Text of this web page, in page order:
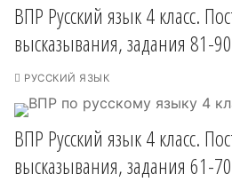
ВПР Русский язык 4 класс.
высказывания, задания 81-90
РУССКИЙ ЯЗЫК
ВПР Русский язык 4 класс.
высказывания, задания 61-70